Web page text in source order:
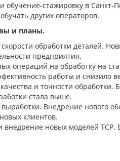
обучение-стажировку в Санкт-
других операторов.
и планы.
обработки деталей.
предприятия.
операций на обработку на
работы и снизило
и точности обработки.
стала выше.
Внедрение нового
клиентов.
внедрение новых моделей